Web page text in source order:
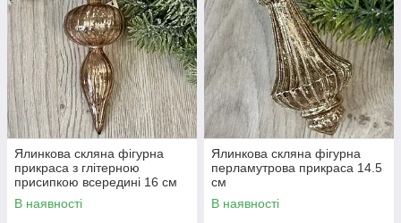
Ялинкова скляна фігурна
прикраса з глітерною
присипкою всередині 16 см
В наявності
Ялинкова скляна фігурна
перламутрова прикраса 14.5
см
В наявності